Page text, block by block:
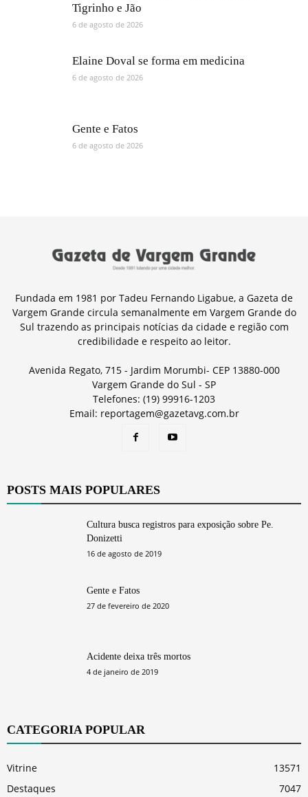
Tigrinho e Jão
6 de agosto de 2026
Elaine Doval se forma em medicina
6 de agosto de 2026
Gente e Fatos
6 de agosto de 2026
Fundada em 1981 por Tadeu Fernando Ligabue, a Gazeta de
Vargem Grande circula semanalmente em Vargem Grande do
Sul trazendo as principais notícias da cidade e região com
credibilidade e respeito ao leitor.
Avenida Regato, 715 - Jardim Morumbi- CEP 13880-000
Vargem Grande do Sul - SP
Telefones: (19) 99916-1203
Email: reportagem@gazetavg.com.br
POSTS MAIS POPULARES
Cultura busca registros para exposição sobre Pe.
Donizetti
16 de agosto de 2019
Gente e Fatos
27 de fevereiro de 2020
Acidente deixa três mortos
4 de janeiro de 2019
CATEGORIA POPULAR
Vitrine
13571
Destaques
7047